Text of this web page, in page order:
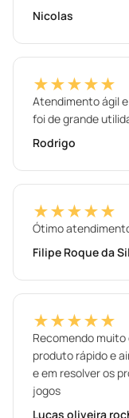
Nicolas
★★★★★
Atendimento ágil
foi de grande
Rodrigo
★★★★★
Ótimo
Filipe Roque da
★★★★★
Recomendo
produto rápido e
e em resolver os
jogos
Lucas oliveira